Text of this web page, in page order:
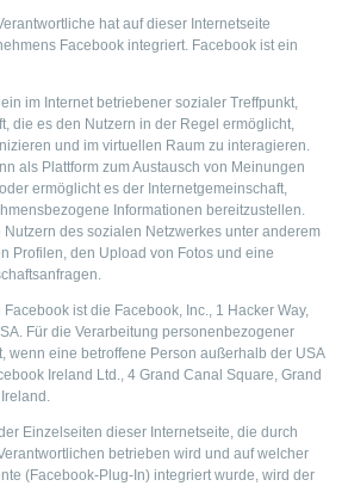
hat auf dieser Internetseite
Facebook integriert. Facebook ist ein
im Internet betriebener sozialer Treffpunkt,
die es den Nutzern in der Regel ermöglicht,
und im virtuellen Raum zu interagieren.
als Plattform zum Austausch von Meinungen
ermöglicht es der Internetgemeinschaft,
Informationen bereitzustellen.
Nutzern des sozialen Netzwerkes unter anderem
Profilen, den Upload von Fotos und eine
ist die Facebook, Inc., 1 Hacker Way,
Für die Verarbeitung personenbezogener
wenn eine betroffene Person außerhalb der USA
Ireland Ltd., 4 Grand Canal Square, Grand
Einzelseiten dieser Internetseite, die durch
betrieben wird und auf welcher
(Facebook-Plug-In) integriert wurde, wird der